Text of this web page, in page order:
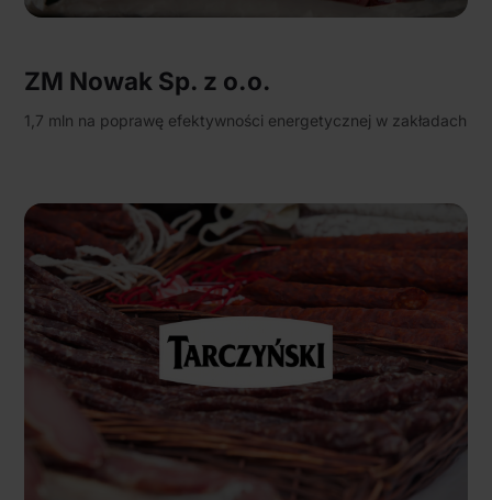
ZM Nowak Sp. z o.o.
1,7 mln na poprawę efektywności energetycznej w zakładach